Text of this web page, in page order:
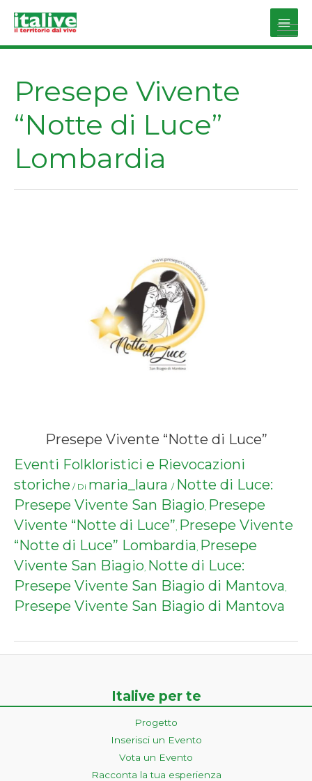
Main
Presepe Vivente
“Notte di Luce”
Lombardia
Presepe Vivente “Notte di Luce”
Eventi Folkloristici e Rievocazioni
storiche / Di maria_laura / Notte di Luce:
Presepe Vivente San Biagio, Presepe
Vivente “Notte di Luce”, Presepe Vivente
“Notte di Luce” Lombardia, Presepe
Vivente San Biagio, Notte di Luce:
Presepe Vivente San Biagio di Mantova,
Presepe Vivente San Biagio di Mantova
Italive per te
Progetto
Inserisci un Evento
Vota un Evento
Racconta la tua esperienza